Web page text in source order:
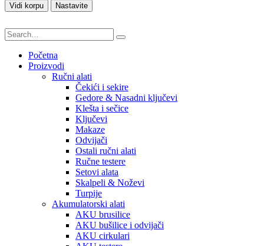
Vidi korpu Nastavite
Početna
Proizvodi
Ručni alati
Čekići i sekire
Gedore & Nasadni ključevi
Klešta i sečice
Ključevi
Makaze
Odvijači
Ostali ručni alati
Ručne testere
Setovi alata
Skalpeli & Noževi
Turpije
Akumulatorski alati
AKU brusilice
AKU bušilice i odvijači
AKU cirkulari